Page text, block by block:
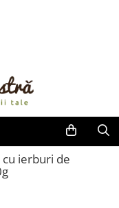
ierburi de